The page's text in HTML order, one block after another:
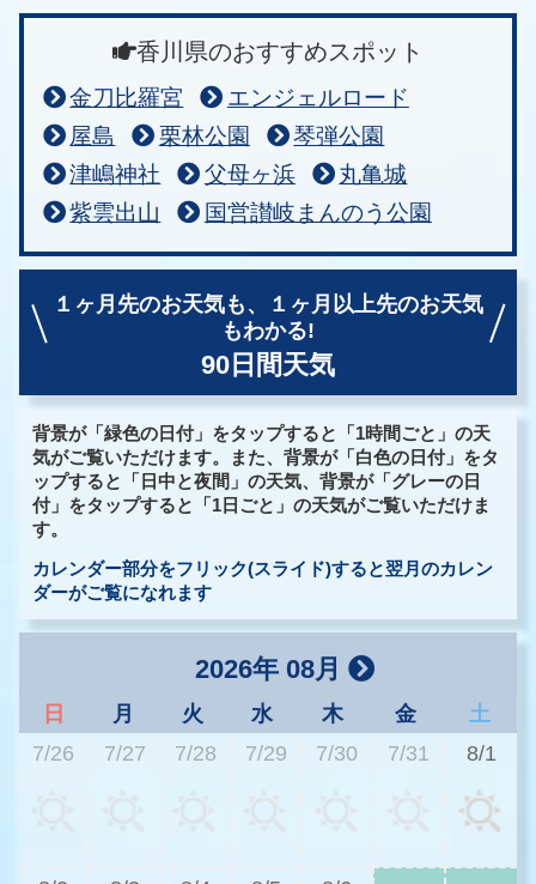
香川県のおすすめスポット
金刀比羅宮
エンジェルロード
屋島
栗林公園
琴弾公園
津嶋神社
父母ヶ浜
丸亀城
紫雲出山
国営讃岐まんのう公園
１ヶ月先のお天気も、
１ヶ月以上先のお天気
もわかる!
90日間天気
背景が「緑色の日付」をタップすると「1時間ごと」の天
気がご覧いただけます。また、背景が「白色の日付」をタ
ップすると「日中と夜間」の天気、背景が「グレーの日
付」をタップすると「1日ごと」の天気がご覧いただけま
す。
カレンダー部分をフリック(スライド)すると翌月のカレン
ダーがご覧になれます
2026年 08月
日 月 火 水 木 金
土
7/26
7/27 7/28 7/29 7/30 7/31 8/1